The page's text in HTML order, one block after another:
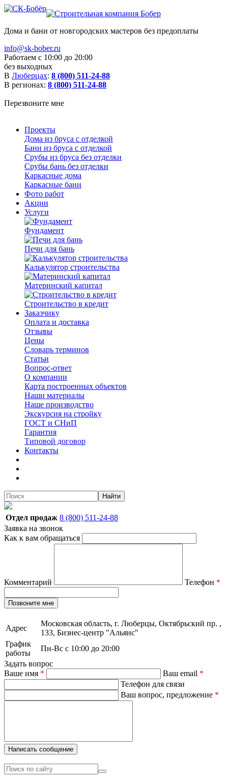
Дома и бани от новгородских мастеров без предоплаты
info@sk-bober.ru
Работаем с 10:00 до 20:00
без выходных
В Люберцах: 8 (800) 511-24-88
В регионах: 8 (800) 511-24-88
Перезвоните мне
Проекты
Дома из бруса с отделкой
Бани из бруса с отделкой
Срубы из бруса без отделки
Срубы бань без отделки
Каркасные дома
Каркасные бани
Фото работ
Акции
Услуги
Фундамент
Печи для бань
Калькулятор строительства
Материнский капитал
Строительство в кредит
Заказчику
Оплата и доставка
Отзывы
Цены
Словарь терминов
Статьи
Вопрос-ответ
О компании
Карта построенных объектов
Наши материалы
Наше производство
Экскурсия на стройку
ГОСТ и СНиП
Гарантия
Типовой договор
Контакты
Найти
Отдел продаж 8 (800) 511-24-88
Заявка на звонок
Как к вам обращаться
Комментарий Телефон *
Позвоните мне
Адрес
Московская область, г. Люберцы, Октябрьский пр. ,
133, Бизнес-центр "Альянс"
График
работы
Пн-Вс с 10:00 до 20:00
Задать вопрос
Ваше имя * Ваш email *
Телефон для связи
Ваш вопрос, предложение *
Написать сообщение